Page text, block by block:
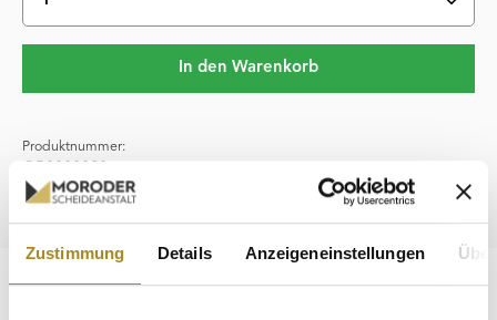
Zustimmung Details Anzeigeneinstellungen
In den Warenkorb
Produktnummer:
Hersteller:
Beschreibung